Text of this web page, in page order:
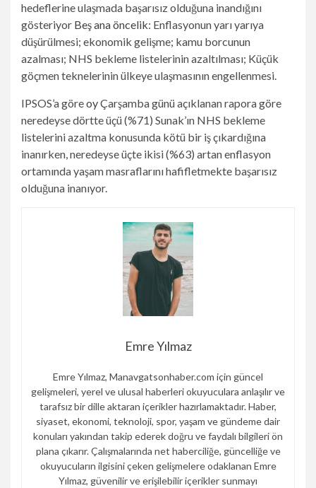
hedeflerine ulaşmada başarısız olduğuna inandığını
gösteriyor Beş ana öncelik: Enflasyonun yarı yarıya
düşürülmesi; ekonomik gelişme; kamu borcunun
azalması; NHS bekleme listelerinin azaltılması; Küçük
göçmen teknelerinin ülkeye ulaşmasının engellenmesi.
IPSOS’a göreoyÇarşamba günü açıklanan rapora göre
neredeyse dörtte üçü (%71) Sunak’ın NHS bekleme
listelerini azaltma konusunda kötü bir iş çıkardığına
inanırken, neredeyse üçte ikisi (%63) artan enflasyon
ortamında yaşam masraflarını hafifletmekte başarısız
olduğuna inanıyor.
Emre Yılmaz
Emre Yılmaz, Manavgatsonhaber.com için güncel
gelişmeleri, yerel ve ulusal haberleri okuyuculara anlaşılır ve
tarafsız bir dille aktaran içerikler hazırlamaktadır. Haber,
siyaset, ekonomi, teknoloji, spor, yaşam ve gündeme dair
konuları yakından takip ederek doğru ve faydalı bilgileri ön
plana çıkarır. Çalışmalarında net haberciliğe, güncelliğe ve
okuyucuların ilgisini çeken gelişmelere odaklanan Emre
Yılmaz, güvenilir ve erişilebilir içerikler sunmayı